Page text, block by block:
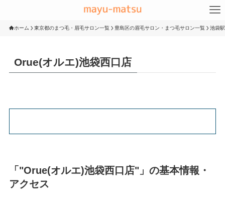
ホーム 東京都のまつ毛・眉毛サロン一覧 豊島区の眉毛サロン・まつ毛サロン一覧 池袋
Orue(オルエ)池袋西口店
「"Orue(オルエ)池袋西口店"」の基本情報・
アクセス